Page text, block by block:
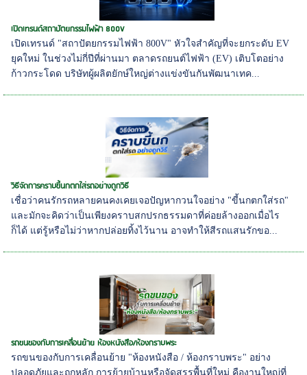
เปิดเทรนด์สถาปัตยกรรมไฟฟ้า 800V
เปิดเทรนด์ "สถาปัตยกรรมไฟฟ้า 800V" หัวใจสำคัญที่จะยกระดับ EV
ยุคใหม่ ในช่วงไม่กี่ปีที่ผ่านมา ตลาดรถยนต์ไฟฟ้า (EV) เติบโตอย่าง
ก้าวกระโดด บริษัทผู้ผลิตยักษ์ใหญ่ต่างแข่งขันกันพัฒนาเทค...
วิธีจัดการคราบขี้นกตกใส่รถอย่างถูกวิธี
เชื่อว่าคนรักรถหลายคนคงเคยเจอปัญหากวนใจอย่าง "ขี้นกตกใส่รถ"
และมักจะคิดว่าเป็นเพียงคราบสกปรกธรรมดาที่ค่อยล้างออกเมื่อไร
ก็ได้ แต่รู้หรือไม่ว่าหากปล่อยทิ้งไว้นาน อาจทำให้สีรถแสนรักขอ...
รถขนของกับการเคลื่อนย้าย ห้องหนังสือ/ห้องกราบพระ
รถขนของกับการเคลื่อนย้าย "ห้องหนังสือ / ห้องกราบพระ" อย่าง
ปลอดภัยและถูกหลัก การย้ายบ้านหรือจัดสรรพื้นที่ใหม่ คืองานใหญ่ที่